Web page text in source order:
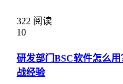
322 阅读
10
研发部门BSC软件怎么
战经验